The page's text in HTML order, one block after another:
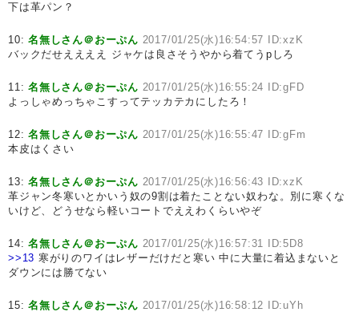
下は革パン？
10:名無しさん＠おーぷん 2017/01/25(水)16:54:57 ID:xzK
バックだせええええ ジャケは良さそうやから着てうpしろ
11:名無しさん＠おーぷん 2017/01/25(水)16:55:24 ID:gFD
よっしゃめっちゃこすってテッカテカにしたろ！
12:名無しさん＠おーぷん 2017/01/25(水)16:55:47 ID:gFm
本皮はくさい
13:名無しさん＠おーぷん 2017/01/25(水)16:56:43 ID:xzK
革ジャン冬寒いとかいう奴の9割は着たことない奴わな。別に寒くな
いけど、どうせなら軽いコートでええわくらいやぞ
14:名無しさん＠おーぷん 2017/01/25(水)16:57:31 ID:5D8
>>13 寒がりのワイはレザーだけだと寒い 中に大量に着込まないと
ダウンには勝てない
15:名無しさん＠おーぷん 2017/01/25(水)16:58:12 ID:uYh